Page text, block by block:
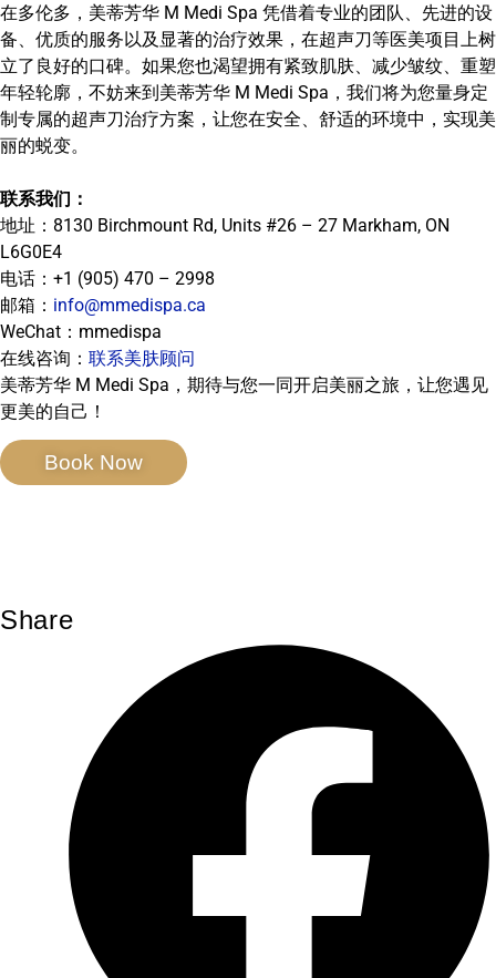
在多伦多，美蒂芳华 M Medi Spa 凭借着专业的团队、先进的设
备、优质的服务以及显著的治疗效果，在超声刀等医美项目上树
立了良好的口碑。如果您也渴望拥有紧致肌肤、减少皱纹、重塑
年轻轮廓，不妨来到美蒂芳华 M Medi Spa，我们将为您量身定
制专属的超声刀治疗方案，让您在安全、舒适的环境中，实现美
丽的蜕变。
联系我们：
地址：8130 Birchmount Rd, Units #26 – 27 Markham, ON
L6G0E4
电话：+1 (905) 470 – 2998
邮箱： info@mmedispa.ca
WeChat：mmedispa
在线咨询： 联系美肤顾问
美蒂芳华 M Medi Spa，期待与您一同开启美丽之旅，让您遇见
更美的自己！
Book Now
Share